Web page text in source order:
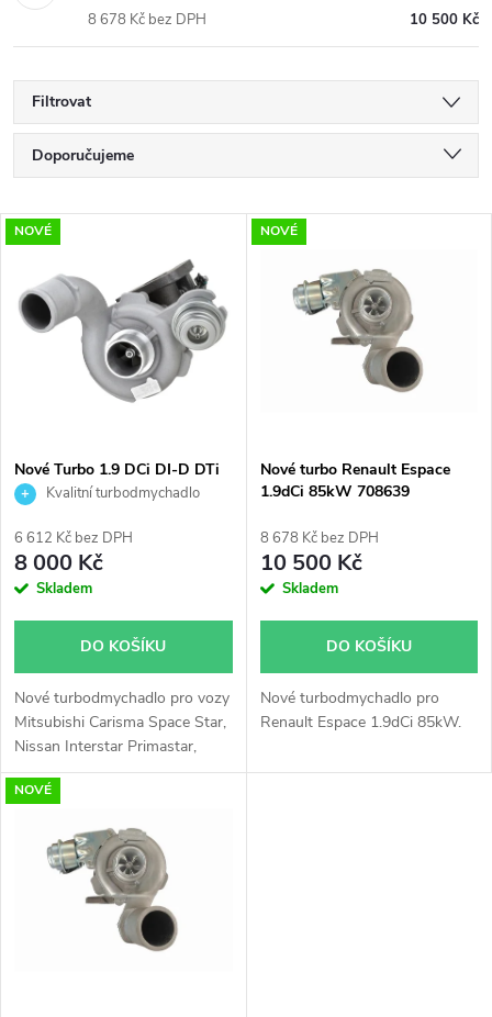
10 500 Kč
8 678 Kč bez DPH
Filtrovat
Ř
a
e
p
r
o
u
k
t
Doporučujeme
Nejdražší
Nejprodávanější
Abecedně
V
ý
p
s
p
r
o
d
u
k
NOVÉ
Nové Turbo 1.9 DCi DI-D DTi
DI Laguna Megane Nissan
751768 717345 738123
Kvalitní turbodmychadlo
6 612 Kč bez DPH
8 000 Kč
Skladem
DO KOŠÍKU
Nové turbodmychadlo pro vozy
Mitsubishi Carisma Space Star,
Nissan Interstar Primastar,
Opel Movano Vivaro, Renault
Laguna Master Megane Scenic
60kW, 68kW, 70kW, 72kW,
74kW, 75kW, 77kW, 79kW,
NOVÉ
Nové turbo Renault Espace
1.9dCi 85kW 708639
8 678 Kč bez DPH
10 500 Kč
Skladem
DO KOŠÍKU
Nové turbodmychadlo pro
Renault Espace 1.9dCi 85kW.
NOVÉ